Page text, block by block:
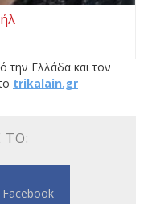
την Ελλάδα και τον
trikalain.gr
ΤΟ:
Facebook